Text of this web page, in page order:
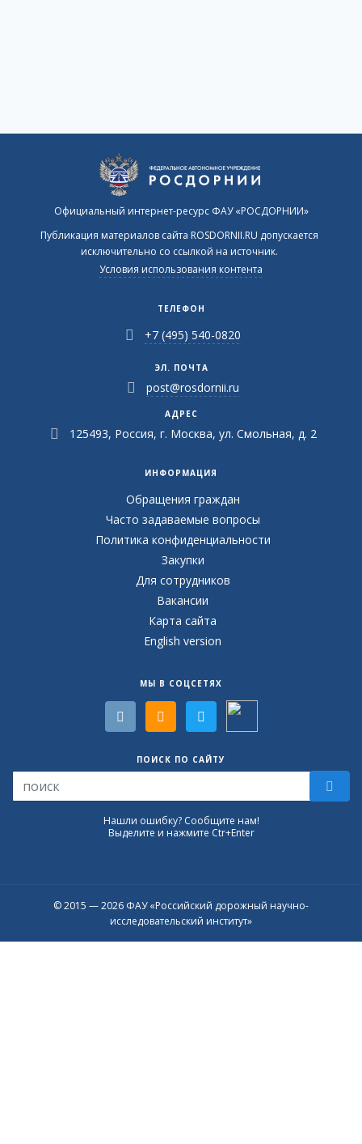
Официальный интернет-ресурс ФАУ «РОСДОРНИИ»
Публикация материалов сайта ROSDORNII.RU допускается
исключительно со ссылкой на источник.
Условия использования контента
ТЕЛЕФОН
+7 (495) 540-0820
ЭЛ. ПОЧТА
post@rosdornii.ru
АДРЕС
125493, Россия, г. Москва, ул. Смольная, д. 2
ИНФОРМАЦИЯ
Обращения граждан
Часто задаваемые вопросы
Политика конфиденциальности
Закупки
Для сотрудников
Вакансии
Карта сайта
English version
МЫ В СОЦСЕТЯХ
ПОИСК ПО САЙТУ
Нашли ошибку? Сообщите нам!
Выделите и нажмите Ctr+Enter
© 2015 — 2026 ФАУ «Российский дорожный научно-
исследовательский институт»